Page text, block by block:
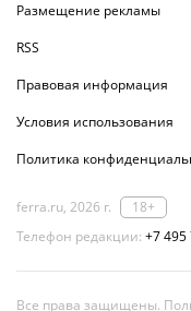
Размещение рекламы
RSS
Правовая информация
Условия использования
Политика
ferra.ru, 2026 г.
18+
Телефон редакции: +7 495
Все права защищены.